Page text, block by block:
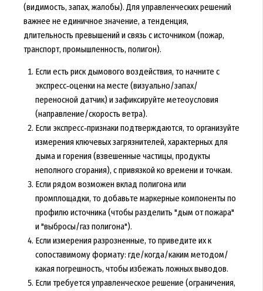
(видимость, запах, жалобы). Для управленческих решений
важнее не единичное значение, а тенденция,
длительность превышений и связь с источником (пожар,
транспорт, промышленность, полигон).
Если есть риск дымового воздействия, то начните с
экспресс‑оценки на месте (визуально/запах/
переносной датчик) и зафиксируйте метеоусловия
(направление/скорость ветра).
Если экспресс‑признаки подтверждаются, то организуйте
измерения ключевых загрязнителей, характерных для
дыма и горения (взвешенные частицы, продукты
неполного сгорания), с привязкой ко времени и точкам.
Если рядом возможен вклад полигона или
промплощадки, то добавьте маркерные компоненты по
профилю источника (чтобы разделить "дым от пожара"
и "выбросы/газ полигона").
Если измерения разрозненные, то приведите их к
сопоставимому формату: где/когда/каким методом/
какая погрешность, чтобы избежать ложных выводов.
Если требуется управленческое решение (ограничения,